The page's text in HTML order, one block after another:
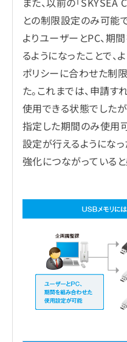
との制限設定のみ可能
よりユーザーとPC、期
るようになったことで
ポリシーに合わせた制
た。これまでは、申請
使用できる状態でしたが
指定した期間のみ使用
設定が行えるようにな
強化につながっていると